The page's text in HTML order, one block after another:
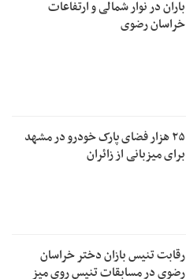
باران در نوار شمالی و ارتفاعات
خراسان رضوی
۲۵ هزار فضای پارک خودرو در مشهد
برای میزبانی از زائران
رقابت تنیس بازان دختر خراسان
رضوی در مسابقات تنیس روی میز